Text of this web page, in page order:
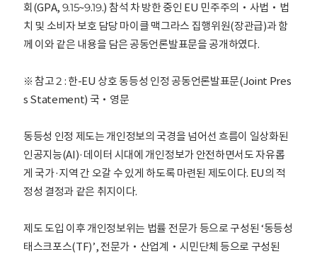
회(GPA, 9.15~9.19.) 참석 차 방한 중인 EU 민주주의‧사법‧법
치 및 소비자 보호 담당 마이클 맥그라스 집행위원(장관급)과 함
께 이와 같은 내용을 담은 공동언론발표문을 공개하였다.
※ 참고 2 : 한-EU 상호 동등성 인정 공동언론발표문(Joint Pres
s Statement) 국‧영문
동등성 인정 제도는 개인정보의 국경을 넘어선 흐름이 일상화된
인공지능(AI)·데이터 시대에 개인정보가 안전하면서도 자유롭
게 국가·지역 간 오갈 수 있게 하도록 마련된 제도이다. EU의 적
정성 결정과 같은 취지이다.
제도 도입 이후 개인정보위는 법률 전문가 등으로 구성된 ‘동등성
태스크포스(TF)’, 전문가‧산업계‧시민단체 등으로 구성된